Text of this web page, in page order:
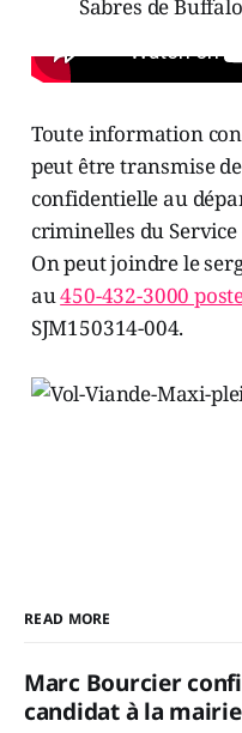
Sabres de
Toute information
peut être transmise
confidentielle au
criminelles du Service
On peut joindre le
au450-432-3000
SJM150314-004.
READ MORE
Marc Bourcier
candidat à la